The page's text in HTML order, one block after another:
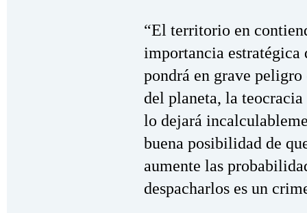
“El territorio en
importancia
pondrá en grave
del planeta, la
lo dejará
buena posibilidad de
aumente las
despacharlos es un